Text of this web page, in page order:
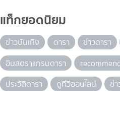
แท็กยอดนิยม
ข่าวบันเทิง ดารา ข่าวดารา
อินสตราแกรมดารา
ประวัติดารา
ดูทีวีออนไลน์ ข่